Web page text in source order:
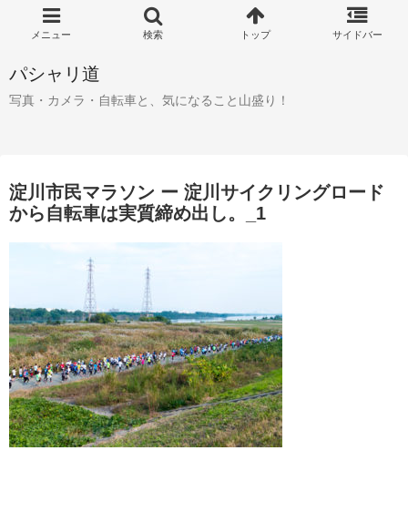
パシャリ道
写真・カメラ・自転車と、気になること山盛り！
淀川市民マラソン ー 淀川サイクリングロード
から自転車は実質締め出し。_1